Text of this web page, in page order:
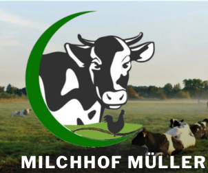
Inhalt
springen
MILCHHOF MÜLLER